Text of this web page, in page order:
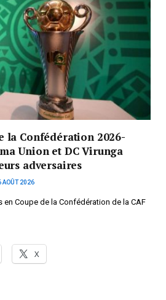
la Confédération 2026-
Union et DC Virunga
adversaires
AOÛT 2026
Coupe de la Confédération de la CAF
X